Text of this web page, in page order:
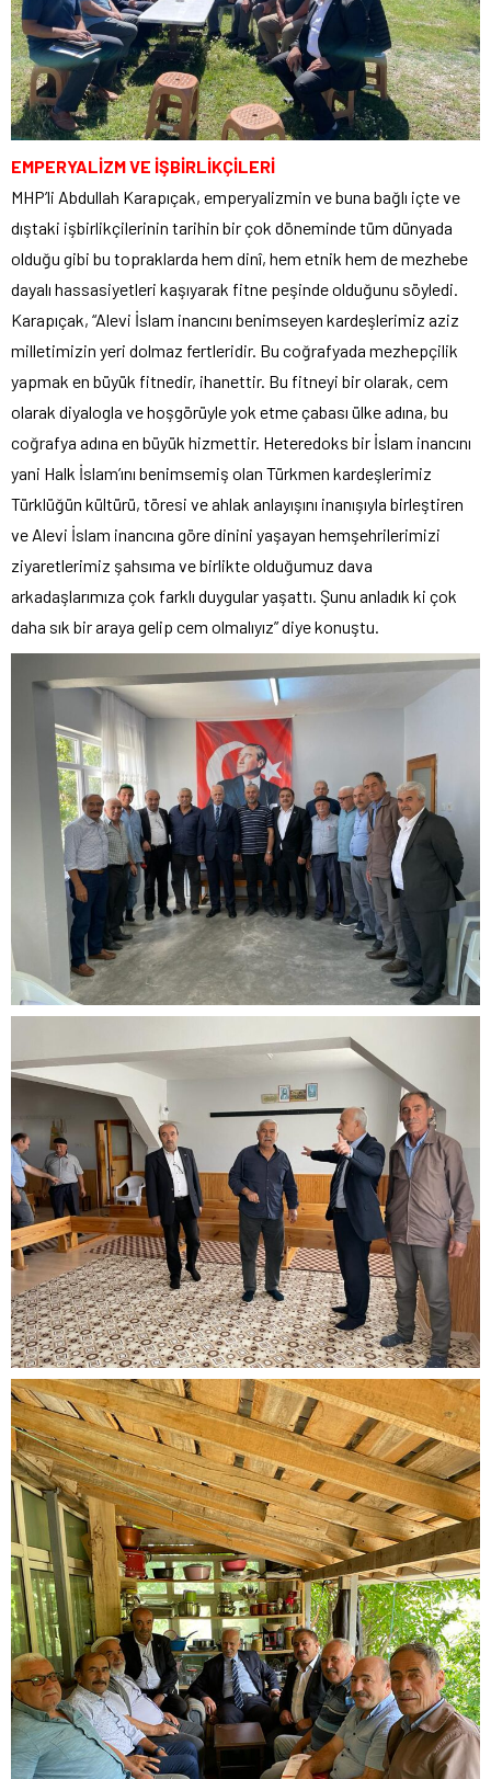
EMPERYALİZM VE İŞBİRLİKÇİLERİ
MHP’li Abdullah Karapıçak, emperyalizmin ve buna bağlı içte ve
dıştaki işbirlikçilerinin tarihin bir çok döneminde tüm dünyada
olduğu gibi bu topraklarda hem dinî, hem etnik hem de mezhebe
dayalı hassasiyetleri kaşıyarak fitne peşinde olduğunu söyledi.
Karapıçak, “Alevi İslam inancını benimseyen kardeşlerimiz aziz
milletimizin yeri dolmaz fertleridir. Bu coğrafyada mezhepçilik
yapmak en büyük fitnedir, ihanettir. Bu fitneyi bir olarak, cem
olarak diyalogla ve hoşgörüyle yok etme çabası ülke adına, bu
coğrafya adına en büyük hizmettir. Heteredoks bir İslam inancını
yani Halk İslam’ını benimsemiş olan Türkmen kardeşlerimiz
Türklüğün kültürü, töresi ve ahlak anlayışını inanışıyla birleştiren
ve Alevi İslam inancına göre dinini yaşayan hemşehrilerimizi
ziyaretlerimiz şahsıma ve birlikte olduğumuz dava
arkadaşlarımıza çok farklı duygular yaşattı. Şunu anladık ki çok
daha sık bir araya gelip cem olmalıyız” diye konuştu.